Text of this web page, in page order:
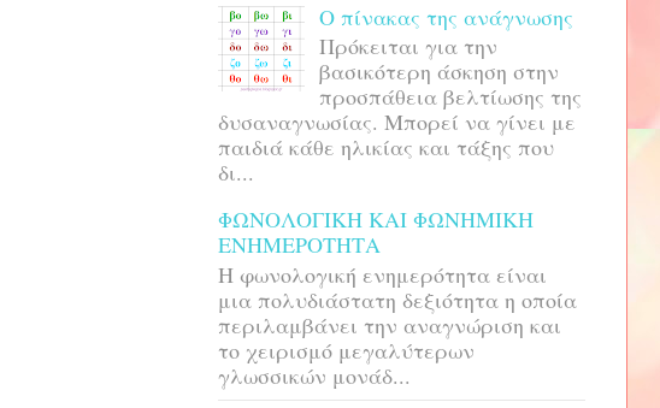
Ο πίνακας της ανάγνωσης
Πρόκειται για την
βασικότερη άσκηση στην
προσπάθεια βελτίωσης της
δυσαναγνωσίας. Μπορεί να γίνει με
παιδιά κάθε ηλικίας και τάξης που
δι...
ΦΩΝΟΛΟΓΙΚΗ ΚΑΙ ΦΩΝΗΜΙΚΗ
ΕΝΗΜΕΡΟΤΗΤΑ
H φωνολογική ενημερότητα είναι
μια πολυδιάστατη δεξιότητα η οποία
περιλαμβάνει την αναγνώριση και
το χειρισμό μεγαλύτερων
γλωσσικών μονάδ...